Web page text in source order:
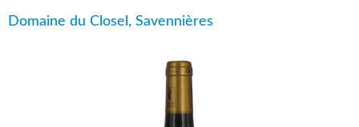
Domaine du Closel, Savennières